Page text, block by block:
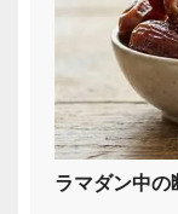
ラマダン中の